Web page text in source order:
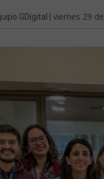
GDigital | viernes 29